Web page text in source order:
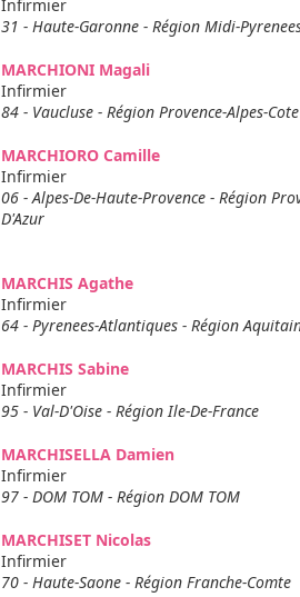
Infirmier
31 - Haute-Garonne - Région Midi-
MARCHIONI Magali
Infirmier
84 - Vaucluse - Région Provence-Alpes-
MARCHIORO Camille
Infirmier
06 - Alpes-De-Haute-Provence - Région
D'Azur
MARCHIS Agathe
Infirmier
64 - Pyrenees-Atlantiques - Région
MARCHIS Sabine
Infirmier
95 - Val-D'Oise - Région Ile-De-France
MARCHISELLA Damien
Infirmier
97 - DOM TOM - Région DOM TOM
MARCHISET Nicolas
Infirmier
70 - Haute-Saone - Région Franche-Comte